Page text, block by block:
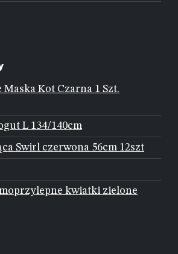
Maska Kot Czarna 1 Szt.
L 134/140cm
Swirl czerwona 56cm 12szt
kwiatki zielone